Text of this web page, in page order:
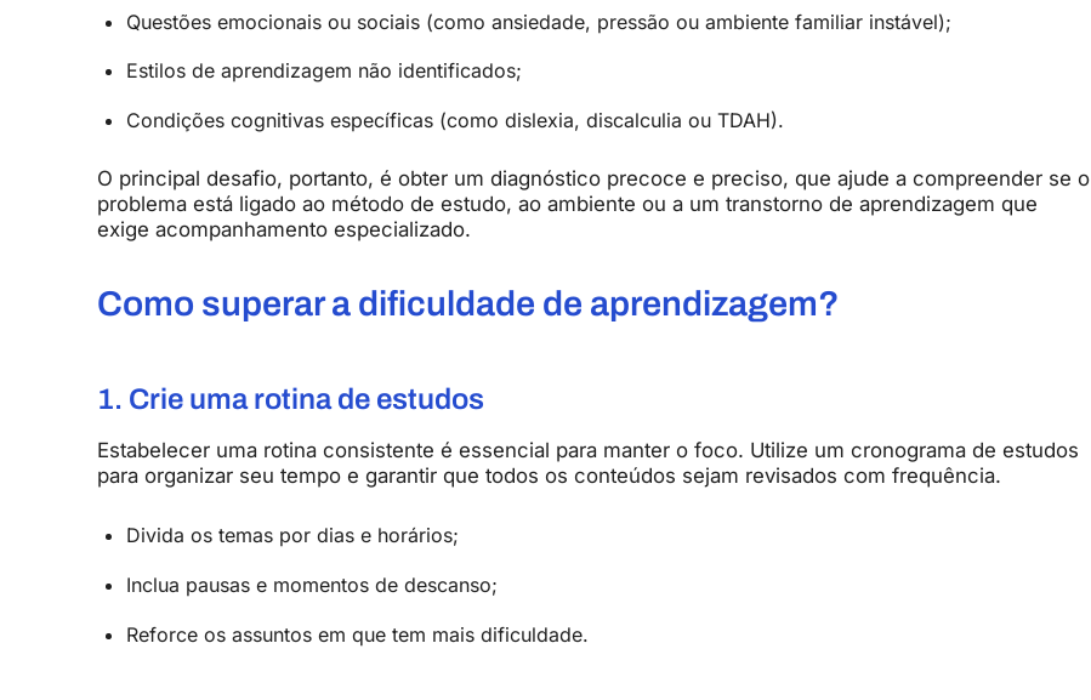
Questões emocionais ou sociais (como ansiedade, pressão ou ambiente familiar instável);
Estilos de aprendizagem não identificados;
Condições cognitivas específicas (como dislexia, discalculia ou TDAH).
O principal desafio, portanto, é obter um diagnóstico precoce e preciso, que ajude a compreender se o
problema está ligado ao método de estudo, ao ambiente ou a um transtorno de aprendizagem que
exige acompanhamento especializado.
Como superara dificuldade de aprendizagem?
1. Crie umarotinade estudos
Estabelecer uma rotina consistente é essencial para manter o foco. Utilize um cronograma de estudos
para organizar seu tempo e garantir que todos os conteúdos sejam revisados com frequência.
Divida os temas por dias e horários;
Inclua pausas e momentos de descanso;
Reforce os assuntos em que tem mais dificuldade.